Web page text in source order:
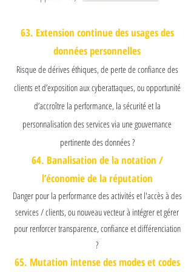
63. Extension continue des usages des
données personnelles
Risque de dérives éthiques, de perte de confiance des
clients et d’exposition aux cyberattaques, ou opportunité
d’accroître la performance, la sécurité et la
personnalisation des services via une gouvernance
pertinente des données ?
64. Banalisation de la notation /
l’économie de la réputation
Danger pour la performance des activités et l'accès à des
services / clients, ou nouveau vecteur à intégrer et gérer
pour renforcer transparence, confiance et différenciation
?
65. Mutation intense des modes et codes